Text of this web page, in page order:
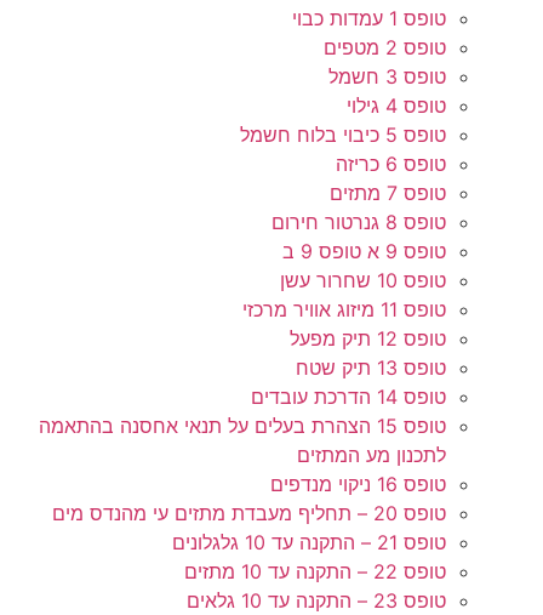
טופס 1 עמדות כבוי
טופס 2 מטפים
טופס 3 חשמל
טופס 4 גילוי
טופס 5 כיבוי בלוח חשמל
טופס 6 כריזה
טופס 7 מתזים
טופס 8 גנרטור חירום
טופס 9 א טופס 9 ב
טופס 10 שחרור עשן
טופס 11 מיזוג אוויר מרכזי
טופס 12 תיק מפעל
טופס 13 תיק שטח
טופס 14 הדרכת עובדים
טופס 15 הצהרת בעלים על תנאי אחסנה בהתאמה
לתכנון מע המתזים
טופס 16 ניקוי מנדפים
טופס 20 – תחליף מעבדת מתזים עי מהנדס מים
טופס 21 – התקנה עד 10 גלגלונים
טופס 22 – התקנה עד 10 מתזים
טופס 23 – התקנה עד 10 גלאים